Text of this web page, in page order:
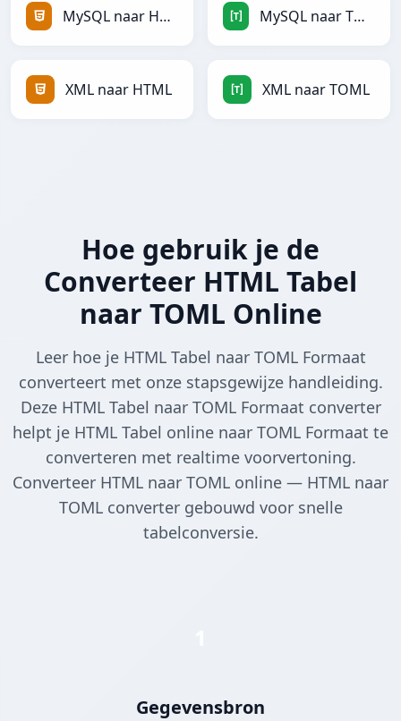
MySQL naar HTML MySQL naar TOML
XML naar HTML XML naar TOML
Hoe gebruik je de
Converteer HTML Tabel
naar TOML Online
Leer hoe je HTML Tabel naar TOML Formaat
converteert met onze stapsgewijze handleiding.
Deze HTML Tabel naar TOML Formaat converter
helpt je HTML Tabel online naar TOML Formaat te
converteren met realtime voorvertoning.
Converteer HTML naar TOML online — HTML naar
TOML converter gebouwd voor snelle
tabelconversie.
Gegevensbron